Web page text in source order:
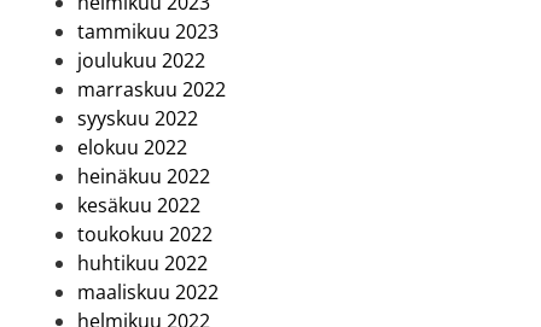
tammikuu 2023
joulukuu 2022
marraskuu 2022
syyskuu 2022
elokuu 2022
heinäkuu 2022
kesäkuu 2022
toukokuu 2022
huhtikuu 2022
maaliskuu 2022
helmikuu 2022